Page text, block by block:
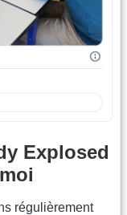
Explosed
régulièrement